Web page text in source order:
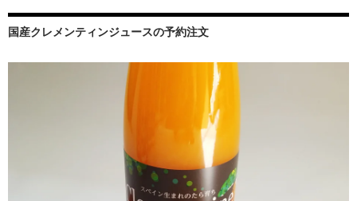
国産クレメンティンジュースの予約注文